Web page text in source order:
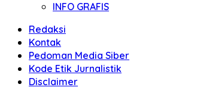
INFO GRAFIS
Redaksi
Kontak
Pedoman Media Siber
Kode Etik Jurnalistik
Disclaimer